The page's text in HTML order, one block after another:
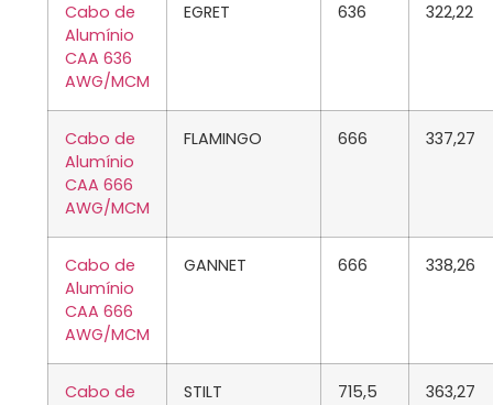
Cabo de
Alumínio
CAA 636
AWG/MCM
EGRET 636 322,22
Cabo de
Alumínio
CAA 666
AWG/MCM
FLAMINGO 666 337,27
Cabo de
Alumínio
CAA 666
AWG/MCM
GANNET 666 338,26
Cabo de
STILT 715,5 363,27